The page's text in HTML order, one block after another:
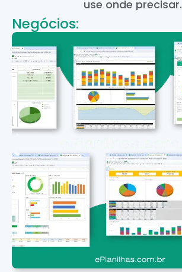
use onde precisar.
Negócios: